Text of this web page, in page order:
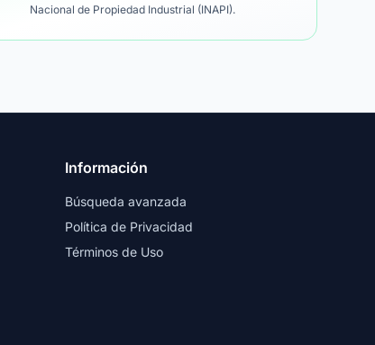
Nacional de Propiedad Industrial (INAPI).
Información
Búsqueda avanzada
Política de Privacidad
Términos de Uso